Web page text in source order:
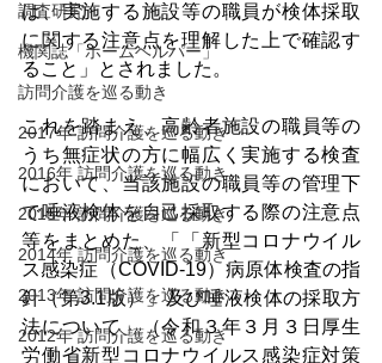
調査研究
機関誌「ホームヘルパー」
訪問介護を巡る動き
2017年 訪問介護を巡る動き
2016年 訪問介護を巡る動き
2015年 訪問介護を巡る動き
2014年 訪問介護を巡る動き
2013年 訪問介護を巡る動き
2012年 訪問介護を巡る動き
は、実施する施設等の職員が検体採取
に関する注意点を理解した上で確認す
ること」とされました。
これを踏まえ、高齢者施設の職員等の
うち無症状の方に幅広く実施する検査
において、当該施設の職員等の管理下
で唾液検体を自己採取する際の注意点
等をまとめた、「「新型コロナウイル
ス感染症（COVID-19）病原体検査の指
針（第3.1版）」及び唾液検体の採取方
法について」（令和３年３月３日厚生
労働省新型コロナウイルス感染症対策